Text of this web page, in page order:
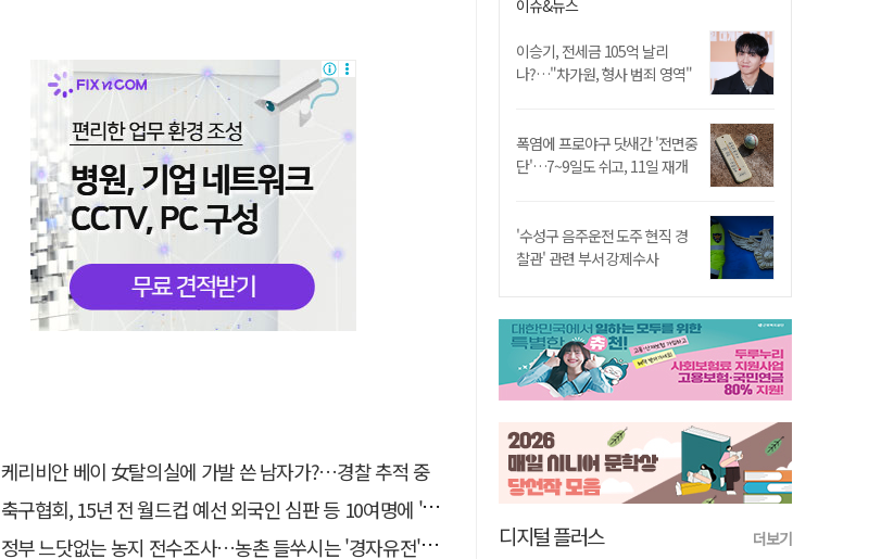
케리비안 베이 女탈의실에 가발 쓴 남자가?…경찰 추적 중
축구협회, 15년 전 월드컵 예선 외국인 심판 등 10여명에 '성 접대'
정부 느닷없는 농지 전수조사…농촌 들쑤시는 '경자유전'의 칼날
이슈&뉴스
이승기, 전세금 105억 날리
나?…"차가원, 형사 범죄 영역"
폭염에 프로야구 닷새간 '전면중
단'…7~9일도 쉬고, 11일 재개
'수성구 음주운전 도주 현직 경
찰관' 관련 부서 강제수사
디지털 플러스 더보기